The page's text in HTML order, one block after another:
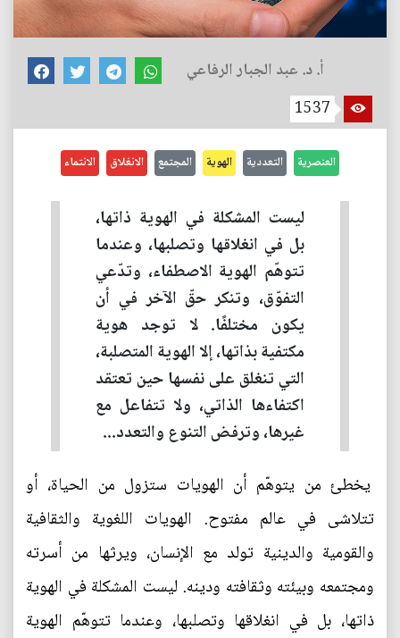
أ. د. عبد الجبار الرفاعي
1537
العنصرية التعددية الهوية المجتمع الانغلاق الانتماء
ليست المشكلة في الهوية ذاتها،
بل في انغلاقها وتصلبها، وعندما
تتوهّم الهوية الاصطفاء، وتدّعي
التفوّق، وتنكر حقّ الآخر في أن
يكون مختلفًا. لا توجد هوية
مكتفية بذاتها، إلا الهوية المتصلبة،
التي تنغلق على نفسها حين تعتقد
اكتفاءها الذاتي، ولا تتفاعل مع
غيرها، وترفض التنوع والتعدد...
يخطئ من يتوهّم أن الهويات ستزول من الحياة، أو
تتلاشى في عالم مفتوح. الهويات اللغوية والثقافية
والقومية والدينية تولد مع الإنسان، ويرثها من أسرته
ومجتمعه وبيئته وثقافته ودينه. ليست المشكلة في الهوية
ذاتها، بل في انغلاقها وتصلبها، وعندما تتوهّم الهوية